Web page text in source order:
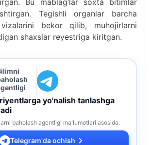
Bu mablag‘lar soxta bitimlar
Tegishli organlar barcha
bekor qilib, muhojirlarni
shaxslar reyestriga kiritgan.
yo'nalish tanlashga
baholash agentligi ma'lumotlari asosida.
Telegram'da ochish